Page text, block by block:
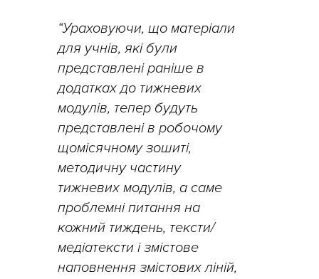
“Ураховуючи, що матеріали
для учнів, які були
представлені раніше в
додатках до тижневих
модулів, тепер будуть
представлені в робочому
щомісячному зошиті,
методичну частину
тижневих модулів, а саме
проблемні питання на
кожний тиждень, тексти/
медіатексти і змістове
наповнення змістових ліній,